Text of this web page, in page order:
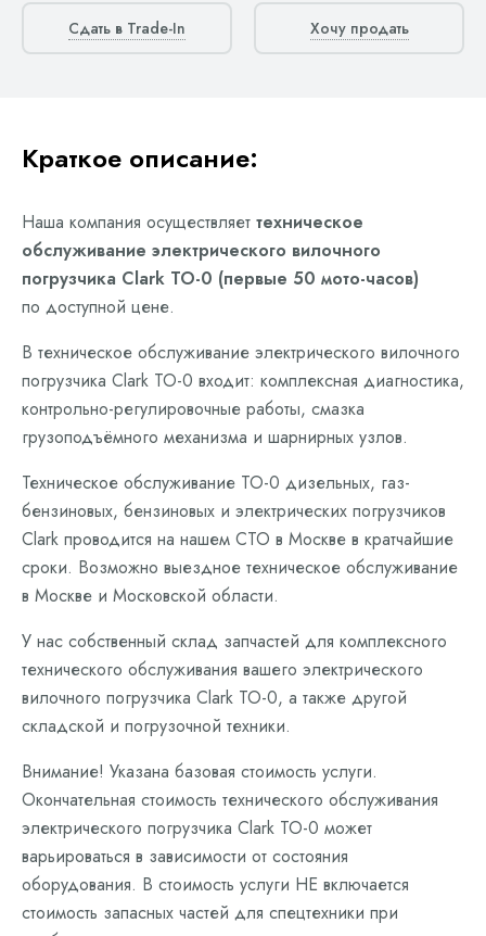
Сдать в Trade-In Хочу продать
Краткое описание:
Наша компания осуществляет техническое
обслуживание электрического вилочного
погрузчика Clark ТО-0 (первые 50 мото-часов)
по доступной цене.
В техническое обслуживание электрического вилочного
погрузчика Clark ТО-0 входит: комплексная диагностика,
контрольно-регулировочные работы, смазка
грузоподъёмного механизма и шарнирных узлов.
Техническое обслуживание ТО-0 дизельных, газ-
бензиновых, бензиновых и электрических погрузчиков
Clark проводится на нашем СТО в Москве в кратчайшие
сроки. Возможно выездное техническое обслуживание
в Москве и Московской области.
У нас собственный склад запчастей для комплексного
технического обслуживания вашего электрического
вилочного погрузчика Clark ТО-0, а также другой
складской и погрузочной техники.
Внимание! Указана базовая стоимость услуги.
Окончательная стоимость технического обслуживания
электрического погрузчика Clark ТО-0 может
варьироваться в зависимости от состояния
оборудования. В стоимость услуги НЕ включается
стоимость запасных частей для спецтехники при